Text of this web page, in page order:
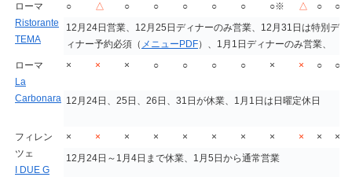
ローマ
Ristorante
TEMA
○ △ ○ ○ ○ ○ ○ ○※ △ ○
○
12月24日営業、12月25日ディナーのみ営業、12月31日は特別デ
ィナー予約必須（ メニューPDF）、1月1日ディナーのみ営業、
ローマ
La
Carbonara
× × × ○ ○ ○ ○ × × ○ ○
12月24日、25日、26日、31日が休業、1月1日は日曜定休日
フィレン
ツェ
I DUE G
× × × × × × × × × ×
×
12月24日～1月4日まで休業、1月5日から通常営業